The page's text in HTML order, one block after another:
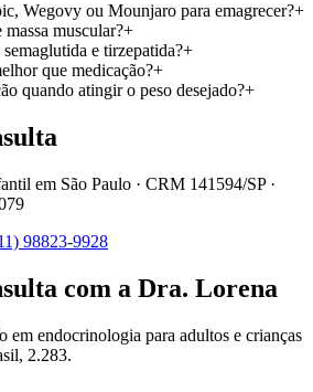
Wegovy ou Mounjaro para emagrecer?+
muscular?+
e tirzepatida?+
que medicação?+
quando atingir o peso desejado?+
em São Paulo · CRM 141594/SP·
98823-9928
com a Dra. Lorena
em endocrinologia para adultos e crianças
2.283.